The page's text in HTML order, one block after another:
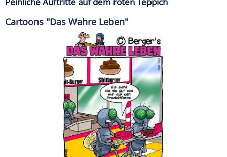
Cartoons "Das Wahre Leben"